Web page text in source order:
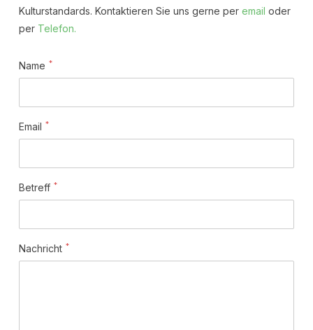
Kulturstandards. Kontaktieren Sie uns gerne per email oder
per Telefon.
Name *
Email *
Betreff *
Nachricht *